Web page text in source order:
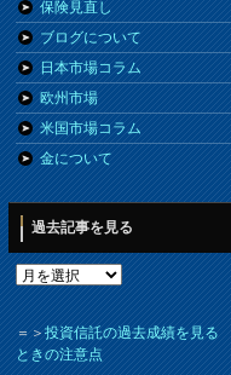
保険見直し
ブログについて
日本市場コラム
欧州市場
米国市場コラム
金について
過去記事を見る
＝＞投資信託の過去成績を見る
ときの注意点